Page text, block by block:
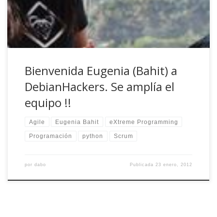
apasiona, las plataformas GLAMP y el desarrollo de
software, con […]
Bienvenida Eugenia (Bahit) a
DebianHackers. Se amplía el
equipo !!
Agile Eugenia Bahit eXtreme Programming
Programación python Scrum
por dabo Publicada 23 enero, 2012